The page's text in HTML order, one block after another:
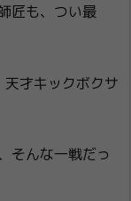
匠も、つい最
才キックボクサ
そんな一戦だっ